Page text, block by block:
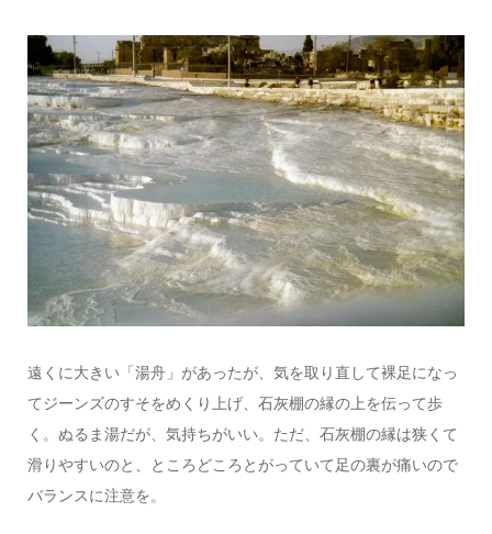
遠くに大きい「湯舟」があったが、気を取り直して裸足になっ
てジーンズのすそをめくり上げ、石灰棚の縁の上を伝って歩
く。ぬるま湯だが、気持ちがいい。ただ、石灰棚の縁は狭くて
滑りやすいのと、ところどころとがっていて足の裏が痛いので
バランスに注意を。